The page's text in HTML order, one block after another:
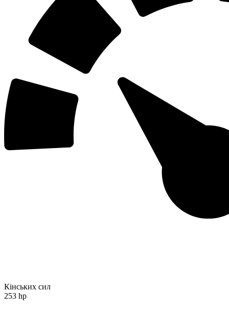
Кінських сил
253 hp